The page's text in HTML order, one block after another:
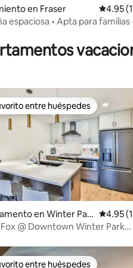
4.95 de 5, 240 reseñas
en Fraser
4.95
espaciosa • Apta para familias
4.9 de 5, 88 reseñas
entre huéspedes preferido
entre huéspedes
en Winter Par
4.95
Fox @ Downtown Winter Park
entre huéspedes